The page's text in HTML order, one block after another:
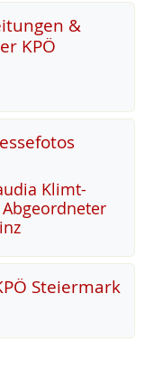
&
KPÖ
Klimt-
Steiermark